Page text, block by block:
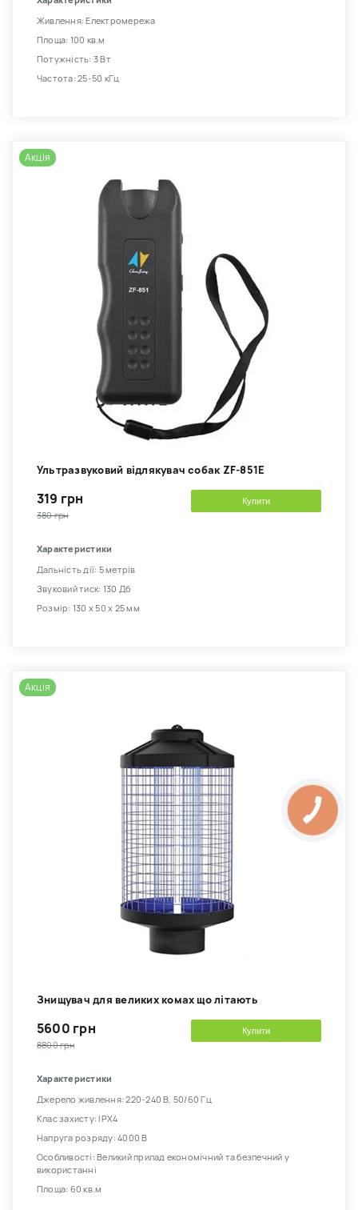
Живлення: Електромережа
Площа: 100 кв.м
Потужність: 3 Вт
Частота: 25-50 кГц
Акція
Ультразвуковий відлякувач собак ZF-851E
319 грн
380 грн
Купити
Характеристики
Дальність дії: 5 метрів
Звуковий тиск: 130 Дб
Розмір: 130 х 50 х 25 мм
Акція
Знищувач для великих комах що літають
5600 грн
8800 грн
Купити
Характеристики
Джерело живлення: 220-240 В, 50/60 Гц
Клас захисту: IPX4
Напруга розряду: 4000 В
Особливості: Великий прилад економічний та безпечний у
використанні
Площа: 60 кв.м